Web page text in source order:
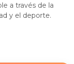
a través de la
y el deporte.